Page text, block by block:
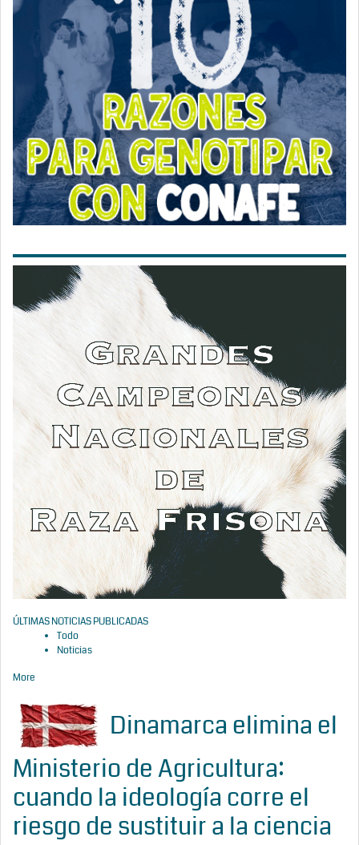
ÚLTIMAS NOTICIAS PUBLICADAS
Todo
Noticias
More
Dinamarca elimina el
Ministerio de Agricultura:
cuando la ideología corre el
riesgo de sustituir a la ciencia